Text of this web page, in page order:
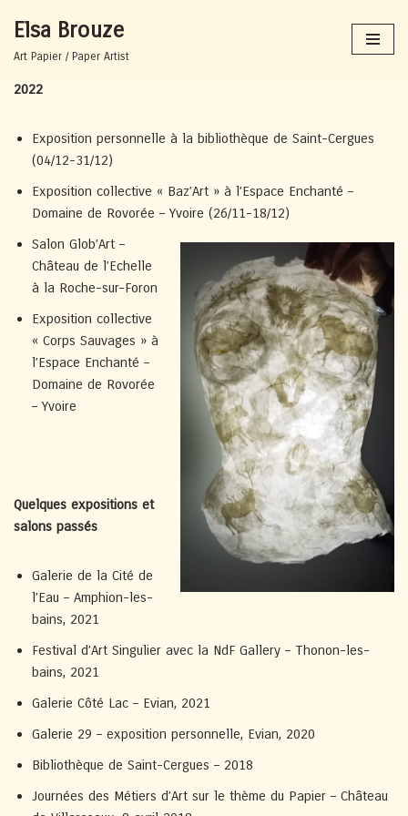
Aller
contenu
Elsa Brouze
Art Papier / Paper Artist
2022
Exposition personnelle à la bibliothèque de Saint-Cergues
(04/12-31/12)
Exposition collective « Baz’Art » à l’Espace Enchanté –
Domaine de Rovorée – Yvoire (26/11-18/12)
Salon Glob’Art –
Château de l’Echelle
à la Roche-sur-Foron
Exposition collective
« Corps Sauvages » à
l’Espace Enchanté –
Domaine de Rovorée
– Yvoire
Quelques expositions et
salons passés
Galerie de la Cité de
l’Eau – Amphion-les-
bains, 2021
Festival d’Art Singulier avec la NdF Gallery – Thonon-les-
bains, 2021
Galerie Côté Lac – Evian, 2021
Galerie 29 – exposition personnelle, Evian, 2020
Bibliothèque de Saint-Cergues – 2018
Journées des Métiers d’Art sur le thème du Papier – Château